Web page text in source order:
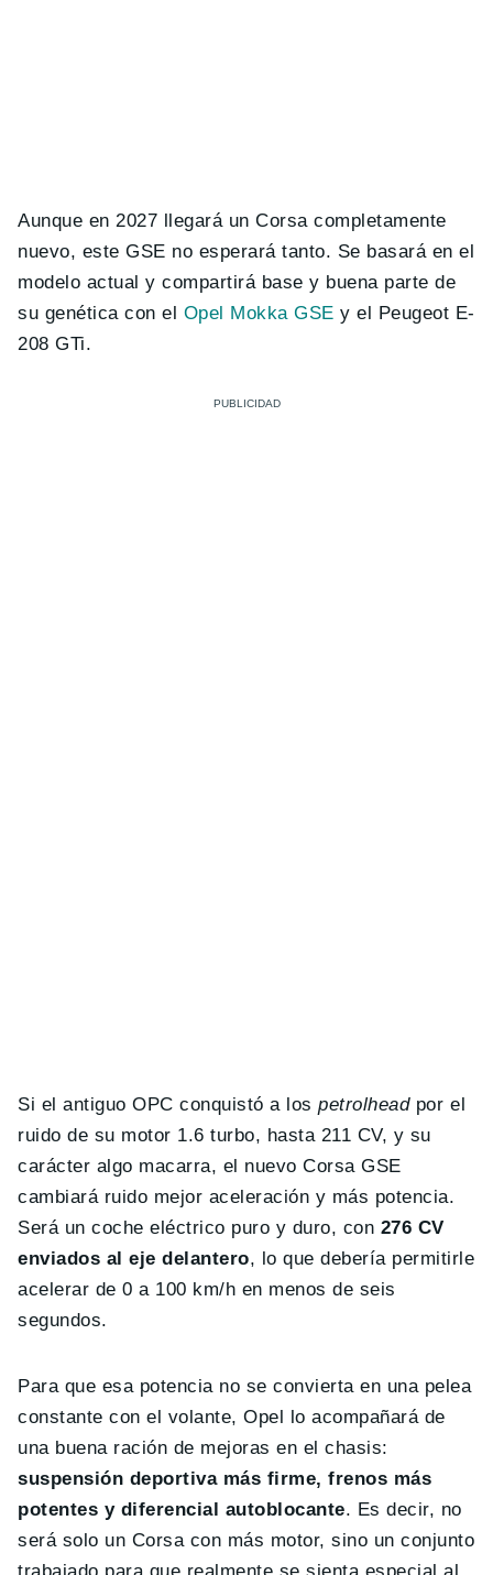
Aunque en 2027 llegará un Corsa completamente
nuevo, este GSE no esperará tanto. Se basará en el
modelo actual y compartirá base y buena parte de
su genética con el Opel Mokka GSE y el Peugeot E-
208 GTi.
Si el antiguo OPC conquistó a los petrolheadpor el
ruido de su motor 1.6 turbo, hasta 211 CV, y su
carácter algo macarra, el nuevo Corsa GSE
cambiará ruido mejor aceleración y más potencia.
Será un coche eléctrico puro y duro, con 276 CV
enviados al eje delantero, lo que debería permitirle
acelerar de 0 a 100 km/h en menos de seis
segundos.
Para que esa potencia no se convierta en una pelea
constante con el volante, Opel lo acompañará de
una buena ración de mejoras en el chasis:
suspensión deportiva más firme, frenos más
potentes y diferencial autoblocante. Es decir, no
será solo un Corsa con más motor, sino un conjunto